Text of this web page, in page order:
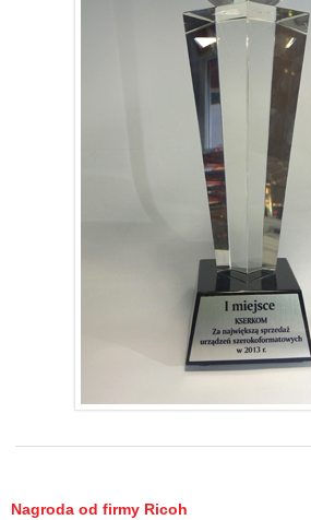
Nagroda od firmy Ricoh